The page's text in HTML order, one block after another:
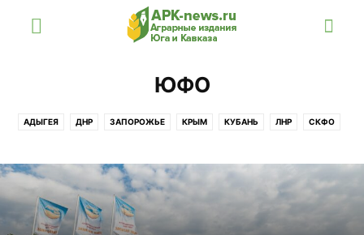
ЮФО
АДЫГЕЯ ДНР ЗАПОРОЖЬЕ КРЫМ КУБАНЬ ЛНР СКФО